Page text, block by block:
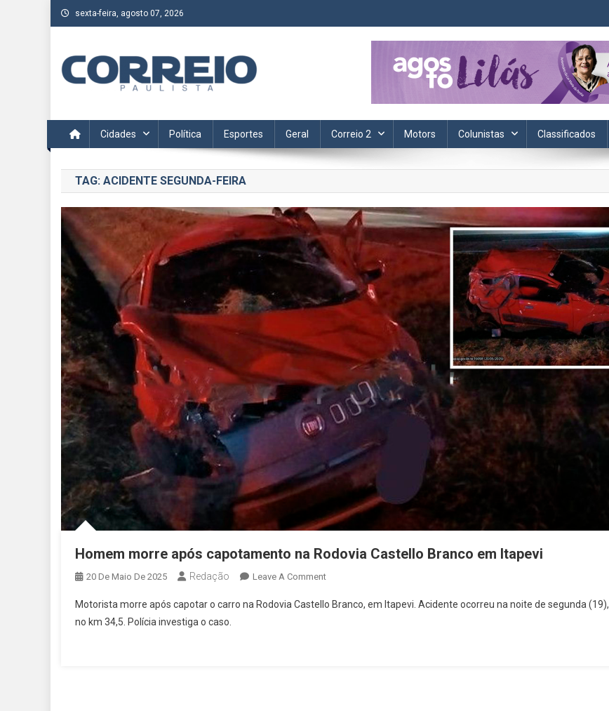
Skip
to
sexta-feira, agosto 07, 2026
Acompanhe as últimas notícias da região no Correio Paulista. Informação, política, saúde, economia, esportes e cotidiano.
Cidades Política Esportes Geral Correio 2 Motors Colunistas Classificados
TAG: ACIDENTE SEGUNDA-FEIRA
Homem morre após capotamento na Rodovia Castello Branco em Itapevi
20 De Maio De 2025 Redação Leave A CommentOn
Morre
Motorista morre após capotar o carro na Rodovia Castello Branco, em Itapevi. Acidente ocorreu na noite de segunda (19),
no km 34,5. Polícia investiga o caso.